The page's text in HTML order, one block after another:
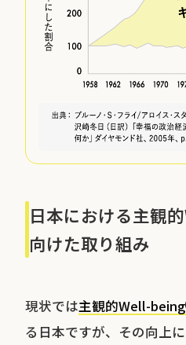
日本における主観
向けた取り組み
現状では主観的Well-being
る日本ですが、その向上